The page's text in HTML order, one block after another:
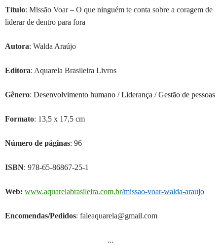
Título: Missão Voar – O que ninguém te conta sobre a coragem de
liderar de dentro para fora
Autora: Walda Araújo
Editora: Aquarela Brasileira Livros
Gênero: Desenvolvimento humano / Liderança / Gestão de pessoas
Formato: 13,5 x 17,5 cm
Número de páginas: 96
ISBN: 978-65-86867-25-1
Web: www.aquarelabrasileira.com.br/missao-voar-walda-araujo
Encomendas/Pedidos: faleaquarela@gmail.com